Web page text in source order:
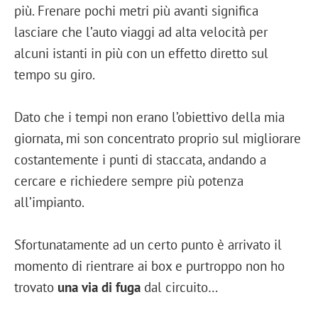
più. Frenare pochi metri più avanti significa
lasciare che l’auto viaggi ad alta velocità per
alcuni istanti in più con un effetto diretto sul
tempo su giro.
Dato che i tempi non erano l’obiettivo della mia
giornata, mi son concentrato proprio sul migliorare
costantemente i punti di staccata, andando a
cercare e richiedere sempre più potenza
all’impianto.
Sfortunatamente ad un certo punto è arrivato il
momento di rientrare ai box e purtroppo non ho
trovato una via di fuga dal circuito…